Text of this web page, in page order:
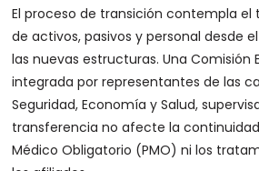
El proceso de transición contempla el
de activos, pasivos y personal desde
las nuevas estructuras. Una Comisión
integrada por representantes de las
Seguridad, Economía y Salud,
transferencia no afecte la
Médico Obligatorio (PMO) ni los